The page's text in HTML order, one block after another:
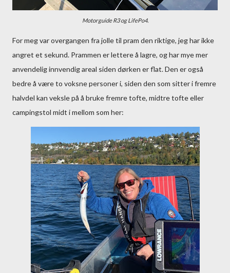
Motorguide R3 og LifePo4.
For meg var overgangen fra jolle til pram den riktige, jeg har ikke
angret et sekund. Prammen er lettere å lagre, og har mye mer
anvendelig innvendig areal siden dørken er flat. Den er også
bedre å være to voksne personer i, siden den som sitter i fremre
halvdel kan veksle på å bruke fremre tofte, midtre tofte eller
campingstol midt i mellom som her: